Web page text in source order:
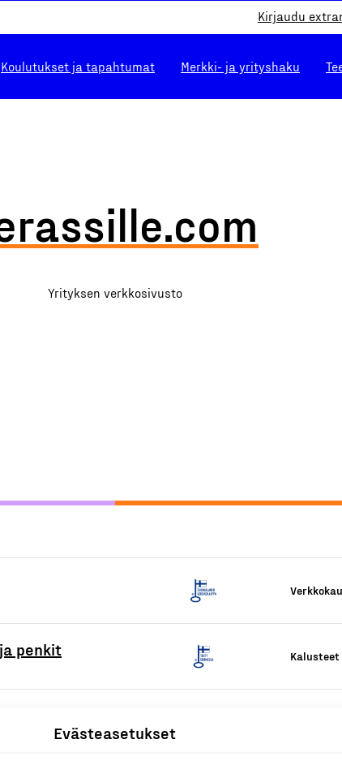
Evästeasetukset
Kirjaudu
Koulutukset ja tapahtumat Merkki- ja yrityshaku
Yrityksen verkkosivusto
penkit